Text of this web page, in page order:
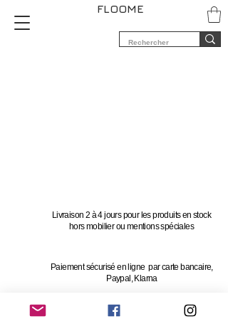
FLOOME
Livraison 2 à 4 jours pour les produits en stock
hors mobilier ou mentions spéciales
Paiement sécurisé en ligne par carte bancaire,
Paypal, Klarna
Vous avez 14 jours pour changer d'avis